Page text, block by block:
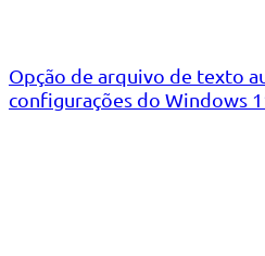
Opção de arquivo de texto
configurações do Windows